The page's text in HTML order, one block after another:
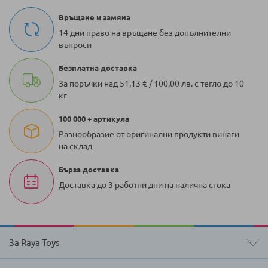
Връщане и замяна
14 дни право на връщане без допълнителни
въпроси
Безплатна доставка
За поръчки над 51,13 € / 100,00 лв. с тегло до 10
кг
100 000 + артикула
Разнообразие от оригинални продукти винаги
на склад
Бърза доставка
Доставка до 3 работни дни на налична стока
За Raya Toys